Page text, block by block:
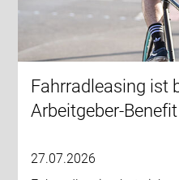
Fahrradleasing ist
Arbeitgeber-Benefit
27.07.2026